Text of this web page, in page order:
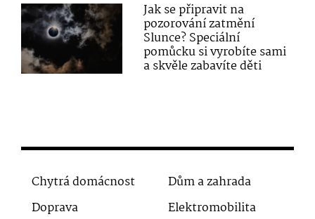
Jak se připravit na
pozorování zatmění
Slunce? Speciální
pomůcku si vyrobíte sami
a skvěle zabavíte děti
Chytrá domácnost
Dům a zahrada
Doprava
Elektromobilita